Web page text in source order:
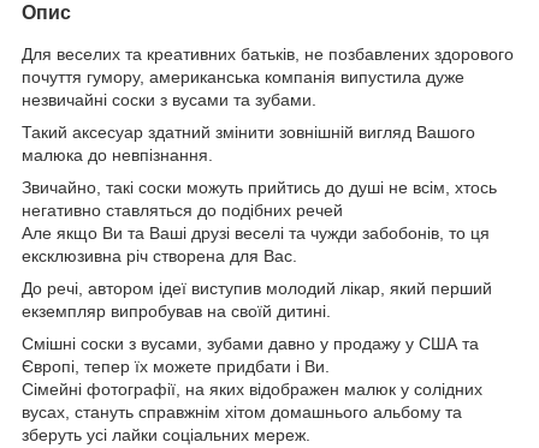
Опис
Для веселих та креативних батьків, не позбавлених здорового
почуття гумору, американська компанія випустила дуже
незвичайні соски з вусами та зубами.
Такий аксесуар здатний змінити зовнішній вигляд Вашого
малюка до невпізнання.
Звичайно, такі соски можуть прийтись до душі не всім, хтось
негативно ставляться до подібних речей
Але якщо Ви та Ваші друзі веселі та чужди забобонів, то ця
ексклюзивна річ створена для Вас.
До речі, автором ідеї виступив молодий лікар, який перший
екземпляр випробував на своїй дитині.
Смішні соски з вусами, зубами давно у продажу у США та
Європі, тепер їх можете придбати і Ви.
Сімейні фотографії, на яких відображен малюк у солідних
вусах, стануть справжнім хітом домашнього альбому та
зберуть усі лайки соціальних мереж.